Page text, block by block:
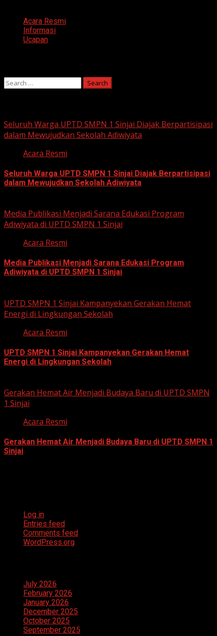
Acara Resmi
Informasi
Ucapan
Search
Seluruh Warga UPTD SMPN 1 Sinjai Diajak Berpartisipasi
dalam Mewujudkan Sekolah Adiwiyata
Acara Resmi
Seluruh Warga UPTD SMPN 1 Sinjai Diajak Berpartisipasi
dalam Mewujudkan Sekolah Adiwiyata
Media Publikasi Menjadi Sarana Edukasi Program
Adiwiyata di UPTD SMPN 1 Sinjai
Acara Resmi
Media Publikasi Menjadi Sarana Edukasi Program
Adiwiyata di UPTD SMPN 1 Sinjai
UPTD SMPN 1 Sinjai Kampanyekan Gerakan Hemat
Energi di Lingkungan Sekolah
Acara Resmi
UPTD SMPN 1 Sinjai Kampanyekan Gerakan Hemat
Energi di Lingkungan Sekolah
Gerakan Hemat Air Menjadi Budaya Baru di UPTD SMPN
1 Sinjai
Acara Resmi
Gerakan Hemat Air Menjadi Budaya Baru di UPTD SMPN 1
Sinjai
Log in
Entries feed
Comments feed
WordPress.org
July 2026
February 2026
January 2026
December 2025
October 2025
September 2025